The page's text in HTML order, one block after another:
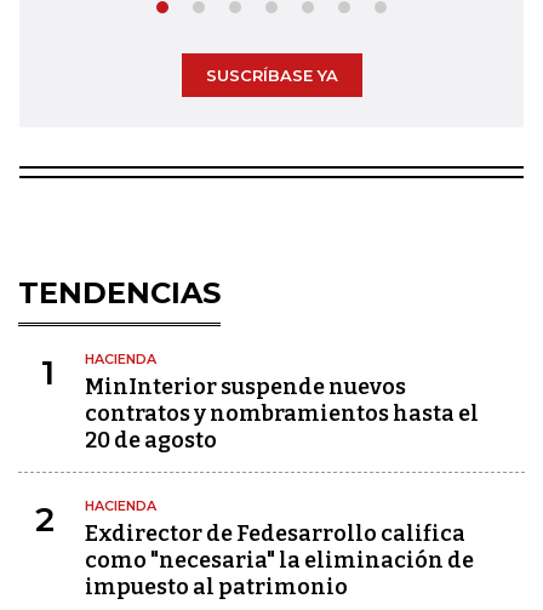
SUSCRÍBASE YA
TENDENCIAS
1 HACIENDA
MinInterior suspende nuevos
contratos y nombramientos hasta el
20 de agosto
2 HACIENDA
Exdirector de Fedesarrollo califica
como "necesaria" la eliminación de
impuesto al patrimonio